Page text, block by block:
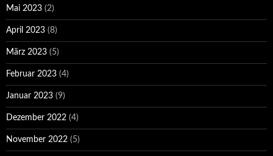
Mai 2023 (2)
April 2023 (8)
März 2023 (5)
Februar 2023 (4)
Januar 2023 (9)
Dezember 2022 (4)
November 2022 (5)